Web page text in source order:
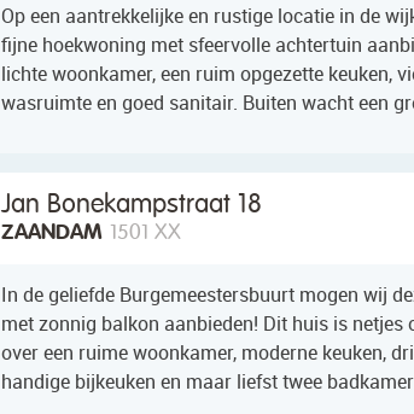
Op een aantrekkelijke en rustige locatie in de
fijne hoekwoning met sfeervolle achtertuin
lichte woonkamer, een ruim opgezette keuken,
wasruimte en goed sanitair. Buiten wacht een
Jan Bonekampstraat 18
ZAANDAM 1501 XX
In de geliefde Burgemeestersbuurt mogen wij
met zonnig balkon aanbieden! Dit huis is netjes
over een ruime woonkamer, moderne keuken,
handige bijkeuken en maar liefst twee